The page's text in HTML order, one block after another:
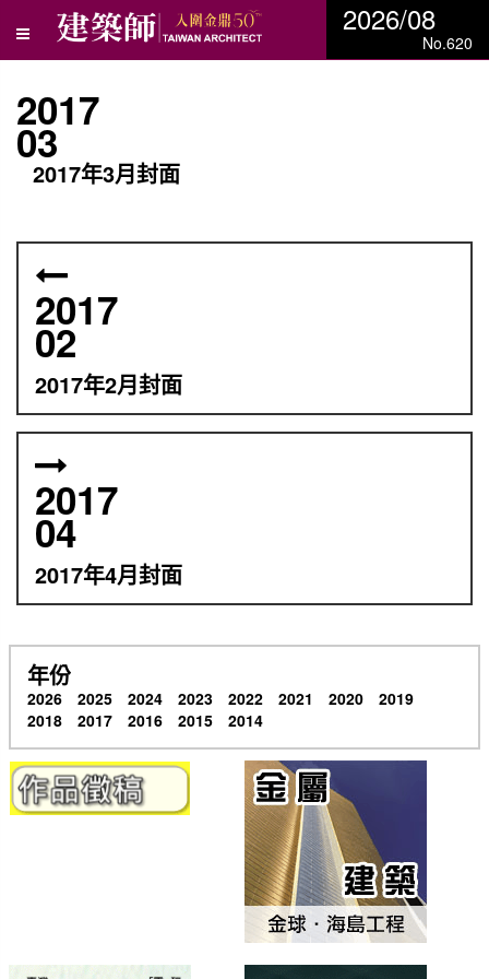
2026/08
No.620
2017
03
2017年3月封面
2017
02
2017年2月封面
2017
04
2017年4月封面
年份
2026 2025 2024 2023 2022 2021 2020
2019
2018
2017 2016 2015 2014